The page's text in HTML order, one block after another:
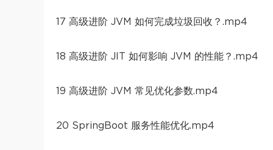
17 高级进阶 JVM 如何完成垃圾回收？.mp4
18 高级进阶 JIT 如何影响 JVM 的性能？.mp4
19 高级进阶 JVM 常见优化参数.mp4
20 SpringBoot 服务性能优化.mp4